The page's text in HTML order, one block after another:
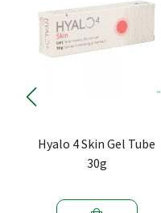
Hyalo 4 Skin Gel Tube
30g